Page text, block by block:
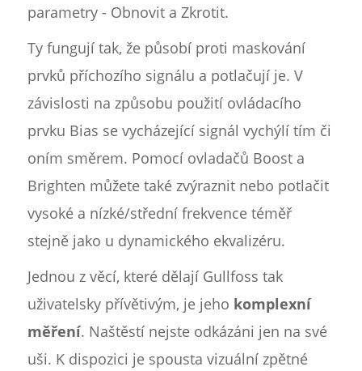
parametry - Obnovit a Zkrotit.
Ty fungují tak, že působí proti maskování
prvků příchozího signálu a potlačují je. V
závislosti na způsobu použití ovládacího
prvku Bias se vycházející signál vychýlí tím či
oním směrem. Pomocí ovladačů Boost a
Brighten můžete také zvýraznit nebo potlačit
vysoké a nízké/střední frekvence téměř
stejně jako u dynamického ekvalizéru.
Jednou z věcí, které dělají Gullfoss tak
uživatelsky přívětivým, je jeho komplexní
měření. Naštěstí nejste odkázáni jen na své
uši. K dispozici je spousta vizuální zpětné